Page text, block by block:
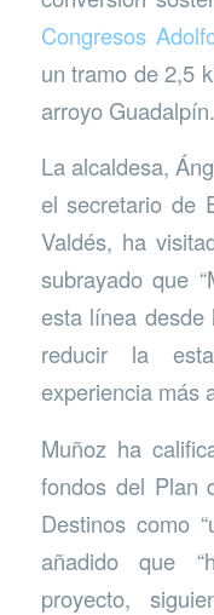
Congresos
un tramo de 2,5
arroyo Guadalpín.
La alcaldesa,
el secretario de
Valdés, ha
subrayado que
esta línea desde
reducir la
experiencia más
Muñoz ha
fondos del Plan
Destinos como
añadido que
proyecto,